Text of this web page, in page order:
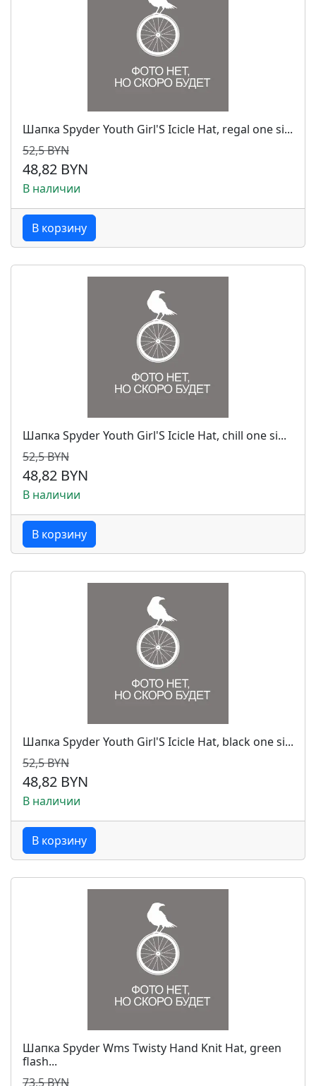
Шапка Spyder Youth Girl'S Icicle Hat, regal one si...
52,5 BYN
48,82 BYN
В наличии
В корзину
Шапка Spyder Youth Girl'S Icicle Hat, chill one si...
52,5 BYN
48,82 BYN
В наличии
В корзину
Шапка Spyder Youth Girl'S Icicle Hat, black one si...
52,5 BYN
48,82 BYN
В наличии
В корзину
Шапка Spyder Wms Twisty Hand Knit Hat, green
flash...
73,5 BYN